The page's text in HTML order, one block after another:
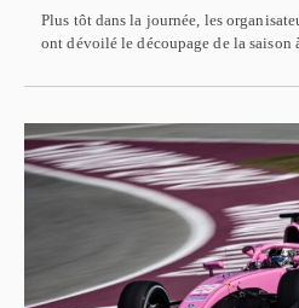
Plus tôt dans la journée, les
ont dévoilé le découpage de la